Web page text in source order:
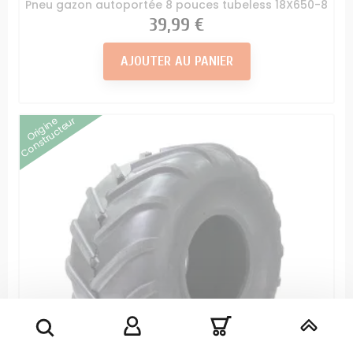
Pneu gazon autoportée 8 pouces tubeless 18X650-8
Prix
39,99 €
AJOUTER AU PANIER
Origine
Constructeur